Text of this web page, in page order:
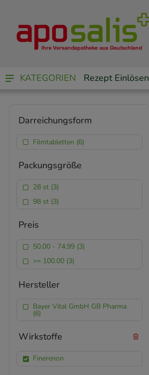
KATEGORIEN Rezept Einlösen
Darreichungsform
Filmtabletten (6)
Packungsgröße
28 st (3)
98 st (3)
Preis
50.00 - 74.99 (3)
>= 100.00 (3)
Hersteller
Bayer Vital GmbH GB Pharma
(6)
Wirkstoffe
Finerenon